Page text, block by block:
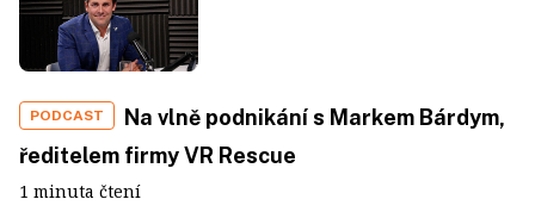
PODCAST
Na vlně podnikání s Markem Bárdym,
ředitelem firmy VR Rescue
1 minuta čtení